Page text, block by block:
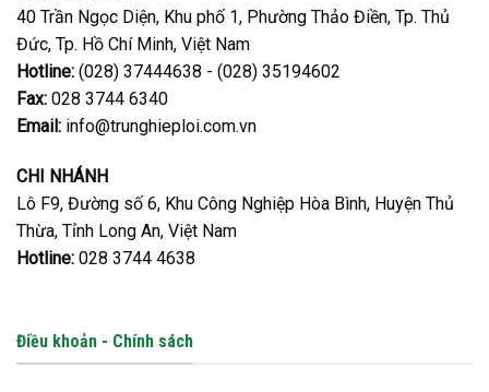
40 Trần Ngọc Diện, Khu phố 1, Phường Thảo Điền, Tp. Thủ
Đức, Tp. Hồ Chí Minh, Việt Nam
Hotline: (028) 37444638 - (028) 35194602
Fax: 028 3744 6340
Email: info@trunghieploi.com.vn
CHI NHÁNH
Lô F9, Đường số 6, Khu Công Nghiệp Hòa Bình, Huyện Thủ
Thừa, Tỉnh Long An, Việt Nam
Hotline: 028 3744 4638
Điều khoản - Chính sách